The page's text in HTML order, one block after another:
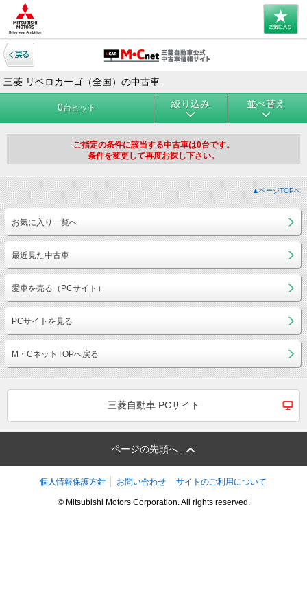
三菱 リベロカーゴ（全国）の中古車
0台ヒット 絞り込み 並べ替え
ご指定の条件に該当する中古車は0台です。
条件を変更して再度お探し下さい。
▲ページTOPへ
お気に入り一覧へ
最近見た中古車
愛車を売る（PCサイト）
PCサイトを見る
M・CネットTOPへ戻る
三菱自動車 PCサイト
ページの先頭へ
個人情報保護方針 お問い合わせ サイトのご利用について
© Mitsubishi Motors Corporation. All rights reserved.